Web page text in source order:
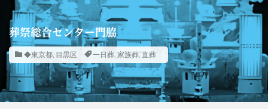
葬祭総合センター門脇
◆東京都, 目黒区 一日葬, 家族葬, 直葬